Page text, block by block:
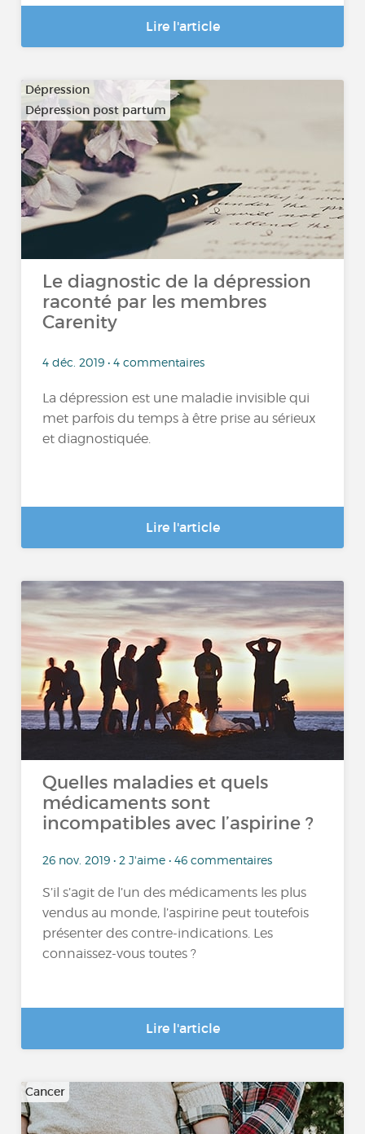
Lire l'article
Dépression
Dépression post partum
Le diagnostic de la dépression
raconté par les membres
Carenity
4 déc. 2019 • 4 commentaires
La dépression est une maladie invisible qui
met parfois du temps à être prise au sérieux
et diagnostiquée.
Lire l'article
Quelles maladies et quels
médicaments sont
incompatibles avec l’aspirine ?
26 nov. 2019 • 2 J'aime • 46 commentaires
S’il s’agit de l’un des médicaments les plus
vendus au monde, l’aspirine peut toutefois
présenter des contre-indications. Les
connaissez-vous toutes ?
Lire l'article
Cancer